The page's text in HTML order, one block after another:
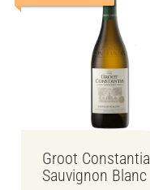
Groot Constantia
Sauvignon Blanc